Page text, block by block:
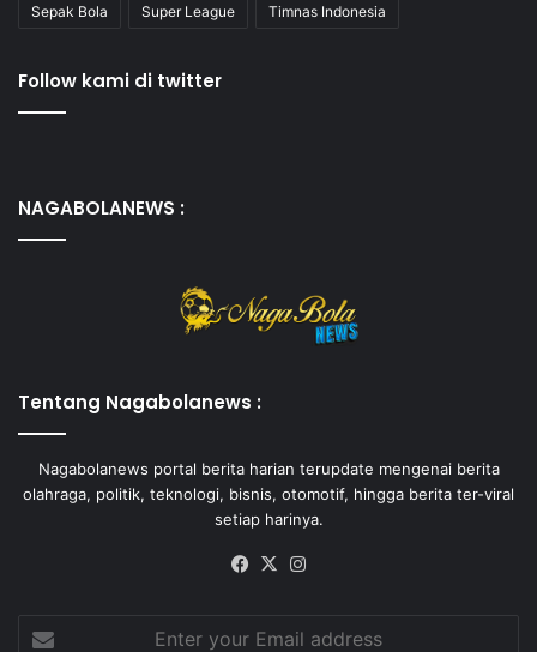
Sepak Bola Super League Timnas Indonesia
Follow kami di twitter
NAGABOLANEWS :
Tentang Nagabolanews :
Nagabolanews portal berita harian terupdate mengenai berita
olahraga, politik, teknologi, bisnis, otomotif, hingga berita ter-viral
setiap harinya.
Facebook
X